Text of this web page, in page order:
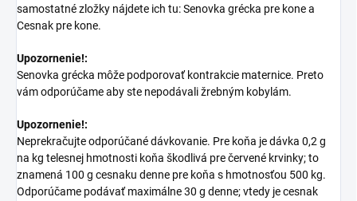
samostatné zložky nájdete ich tu: Senovka grécka pre kone a
Cesnak pre kone.
Upozornenie!:
Senovka grécka môže podporovať kontrakcie maternice. Preto
vám odporúčame aby ste nepodávali žrebným kobylám.
Upozornenie!:
Neprekračujte odporúčané dávkovanie. Pre koňa je dávka 0,2 g
na kg telesnej hmotnosti koňa škodlivá pre červené krvinky; to
znamená 100 g cesnaku denne pre koňa s hmotnosťou 500 kg.
Odporúčame podávať maximálne 30 g denne; vtedy je cesnak